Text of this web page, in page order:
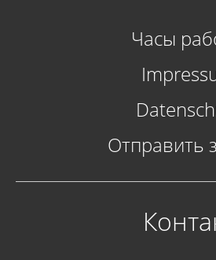
Часы
Отправить